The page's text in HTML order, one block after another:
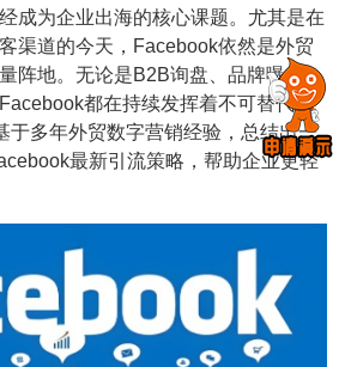
成为企业出海的核心课题。尤其是在
渠道的今天，Facebook依然是外贸
阵地。无论是B2B询盘、品牌曝光，
都在持续发挥着不可替代的
于多年外贸数字营销经验，总结出一
最新引流策略，帮助企业更轻